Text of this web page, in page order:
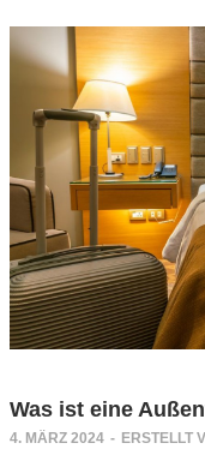
Was ist eine
4. MÄRZ 2024 - ERSTELLT